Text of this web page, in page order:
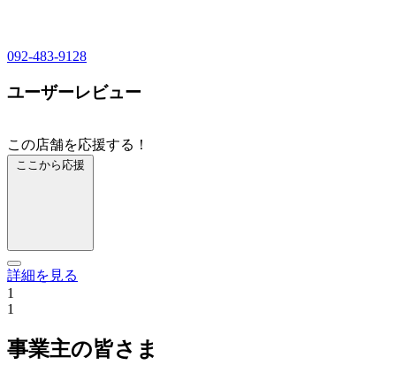
092-483-9128
ユーザーレビュー
この店舗を応援する！
ここから応援
詳細を見る
1
1
事業主の皆さま